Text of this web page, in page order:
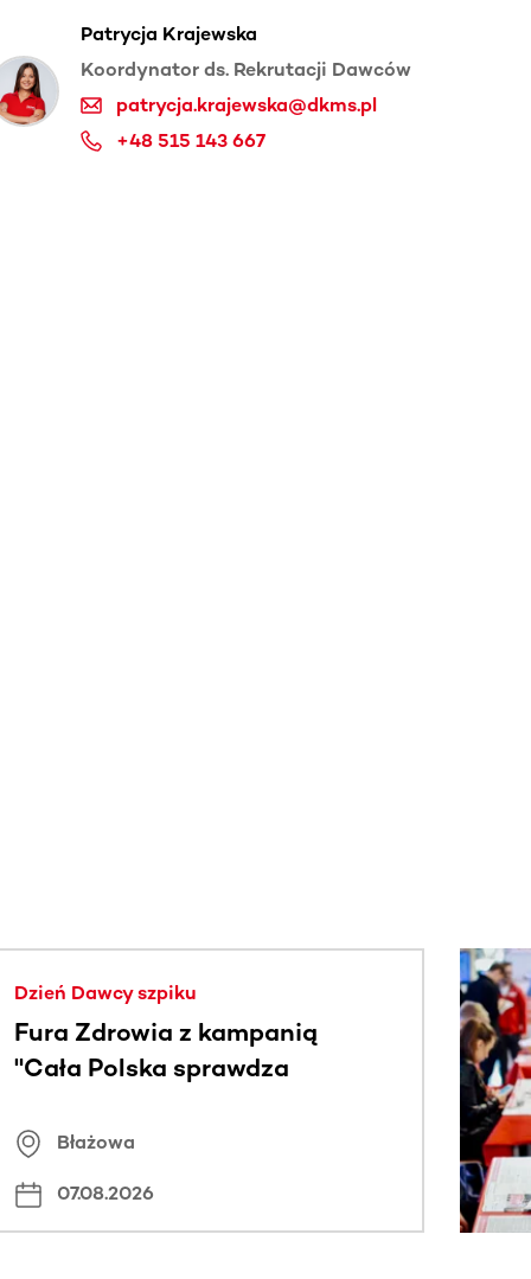
Patrycja Krajewska
Koordynator ds. Rekrutacji Dawców
patrycja.krajewska@dkms.pl
+48 515 143 667
Dzień Dawcy szpiku
Fura Zdrowia z kampanią
"Cała Polska sprawdza
Błażowa
07.08.2026